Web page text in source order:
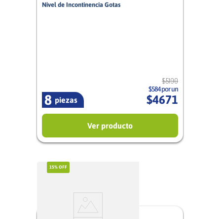
Nivel de Incontinencia Gotas
piezas
8
$5190
$584 por un
$4671
Ver producto
15% OFF